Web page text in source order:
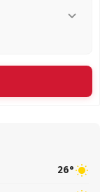
26°